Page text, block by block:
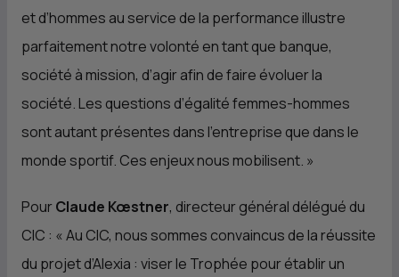
et d’hommes au service de la performance illustre
parfaitement notre volonté en tant que banque,
société à mission, d’agir afin de faire évoluer la
société. Les questions d’égalité femmes-hommes
sont autant présentes dans l’entreprise que dans le
monde sportif. Ces enjeux nous mobilisent. »
PourClaude Kœstner, directeur général délégué du
CIC : «Au CIC, nous sommes convaincus de la réussite
du projet d’Alexia : viser le Trophée pour établir un